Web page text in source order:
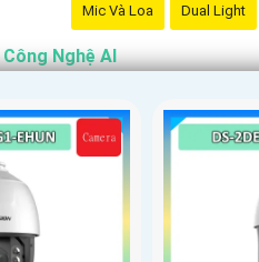
Mic Và Loa Dual Light
Nghệ AI